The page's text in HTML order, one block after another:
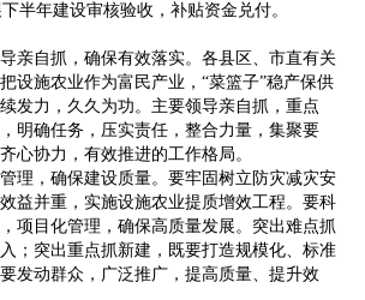
年建设审核验收，补贴资金兑付。
自抓，确保有效落实。各县区、市直有关
设施农业作为富民产业，“菜篮子”稳产保供
发力，久久为功。主要领导亲自抓，重点
明确任务，压实责任，整合力量，集聚要
心协力，有效推进的工作格局。
，确保建设质量。要牢固树立防灾减灾安
益并重，实施设施农业提质增效工程。要科
项目化管理，确保高质量发展。突出难点抓
；突出重点抓新建，既要打造规模化、标准
发动群众，广泛推广，提高质量、提升效